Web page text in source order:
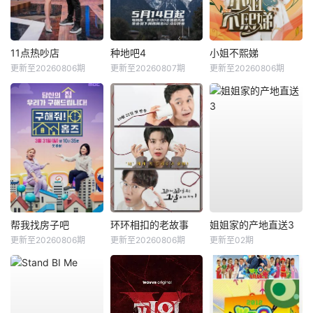
11点热吵店
更新至20260806期
种地吧4
更新至20260807期
小姐不熙娣
更新至20260806期
帮我找房子吧
更新至20260806期
环环相扣的老故事
更新至20260806期
姐姐家的产地直送3
更新至02期